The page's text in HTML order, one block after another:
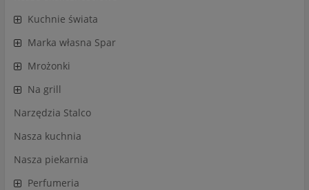
Kuchnie świata
Marka własna Spar
Mrożonki
Na grill
Narzędzia Stalco
Nasza kuchnia
Nasza piekarnia
Perfumeria